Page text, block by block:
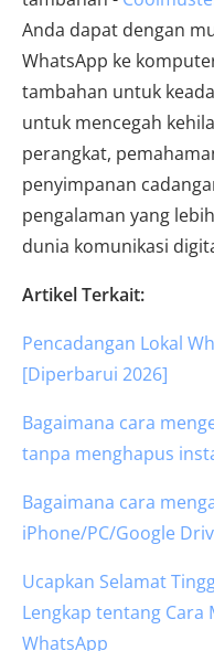
Anda dapat dengan
WhatsApp ke
tambahan untuk
untuk mencegah
perangkat,
penyimpanan
pengalaman yang
dunia komunikasi
Artikel Terkait:
Pencadangan Lokal
[Diperbarui 2026]
Bagaimana cara
tanpa menghapus
Bagaimana cara
iPhone/PC/Google
Ucapkan Selamat
Lengkap tentang Cara
WhatsApp